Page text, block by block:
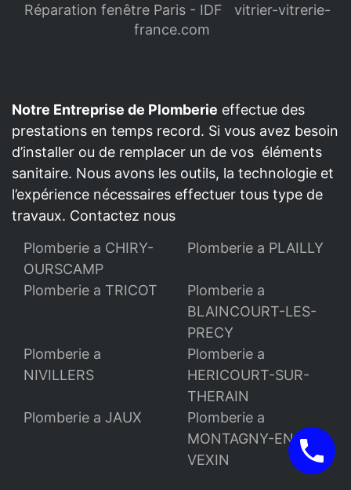
Réparation fenêtre Paris - IDF
vitrier-vitrerie-
france.com
Notre Entreprise de Plomberie effectue des
prestations en temps record. Si vous avez besoin
d’installer ou de remplacer un de vos éléments
sanitaire. Nous avons les outils, la technologie et
l’expérience nécessaires effectuer tous type de
travaux. Contactez nous
Plomberie a CHIRY-
OURSCAMP
Plomberie a PLAILLY
Plomberie a TRICOT
Plomberie a
BLAINCOURT-LES-
PRECY
Plomberie a
NIVILLERS
Plomberie a
HERICOURT-SUR-
THERAIN
Plomberie a JAUX
Plomberie a
MONTAGNY-EN-
VEXIN